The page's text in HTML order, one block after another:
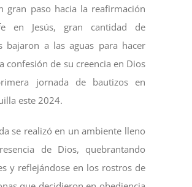
gran paso hacia la reafirmación
en Jesús, gran cantidad de
bajaron a las aguas para hacer
confesión de su creencia en Dios
jornada de bautizos en
este 2024.
se realizó en un ambiente lleno
de Dios, quebrantando
y reflejándose en los rostros de